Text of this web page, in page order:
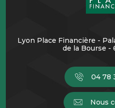
Lyon Place Financière -
de la Bourse -
04 78
Nous